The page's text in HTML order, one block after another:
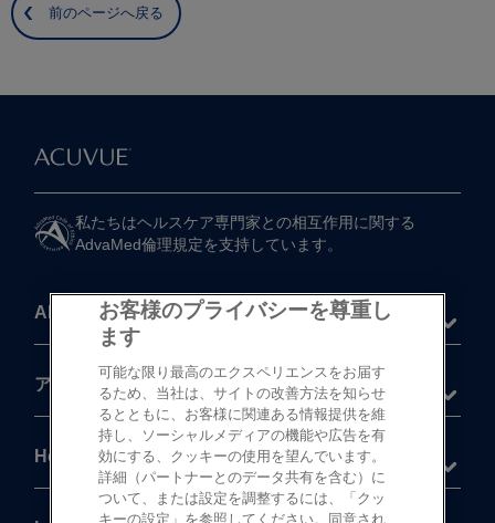
前のページへ戻る
私たちは​ヘルスケア専門家との​相互作用に​関する​
AdvaMed倫理規定を​支持しています。
About
アキュビュー®製品
Help
お客様のプライバシーを尊重し
ます
可能な限り最高のエクスペリエンスをお届す
るため、当社は、サイトの改善方法を知らせ
るとともに、お客様に関連ある情報提供を維
持し、ソーシャルメディアの機能や広告を有
効にする、クッキーの使用を望んでいます。
詳細（パートナーとのデータ共有を含む）に
ついて、または設定を調整するには、「クッ
キーの設定」を参照してください。同意され